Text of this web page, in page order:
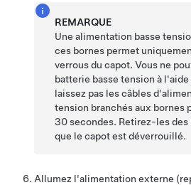
REMARQUE
Une alimentation basse
ces bornes permet
verrous du capot. Vous ne
batterie basse tension à l'aide
laissez pas les câbles
tension branchés aux bornes
30 secondes. Retirez-les des
que le capot est déverrouillé.
Allumez l'alimentation externe